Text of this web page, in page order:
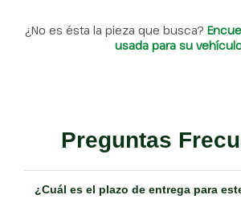
¿No es ésta la pieza que busca?
usada para su
Preguntas
¿Cuál es el plazo de entrega para